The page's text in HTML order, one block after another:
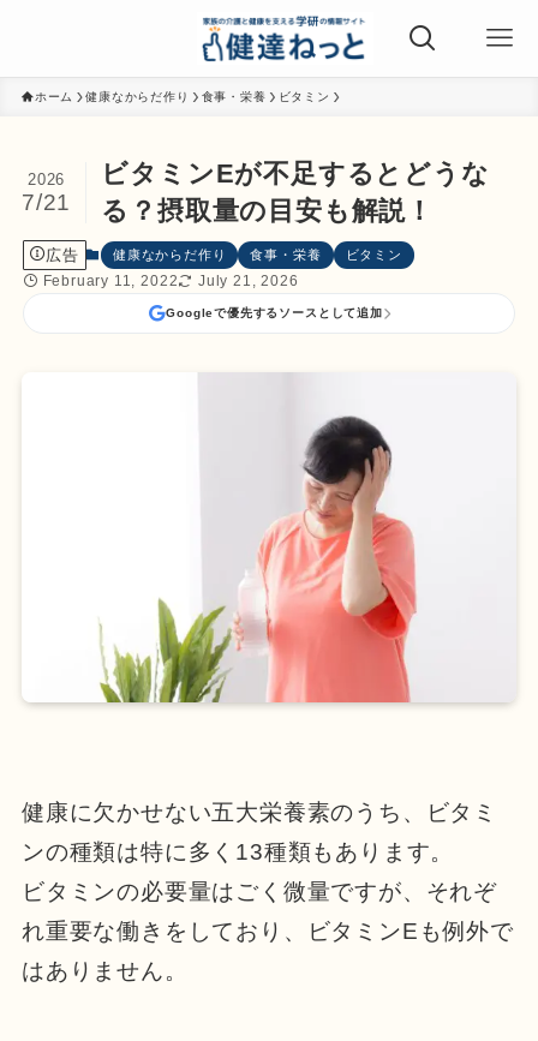
ホーム 健康なからだ作り 食事・栄養 ビタミン
ビタミンEが不足するとどうな
る？摂取量の目安も解説！
2026
7/21
広告 健康なからだ作り 食事・栄養 ビタミン
February 11, 2022 July 21, 2026
Googleで優先するソースとして追加
健康に欠かせない五大栄養素のうち、ビタミ
ンの種類は特に多く13種類もあります。
ビタミンの必要量はごく微量ですが、それぞ
れ重要な働きをしており、ビタミンEも例外で
はありません。